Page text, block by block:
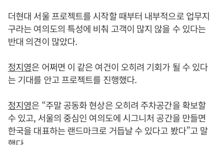
더현대 서울 프로젝트를 시작할 때부터 내부적으로 업무지
구라는 여의도의 특성에 비춰 고객이 많지 않을 수 있다는
반대 의견이 많았다.
정지영은 어쩌면 이 같은 여건이 오히려 기회가 될 수 있다
는 기대를 안고 프로젝트를 진행했다.
정지영은 “주말 공동화 현상은 오히려 주차공간을 확보할
수 있고, 서울의 중심인 여의도에 시그니처 공간을 만들면
한국을 대표하는 랜드마크로 거듭날 수 있다고 봤다”고 말